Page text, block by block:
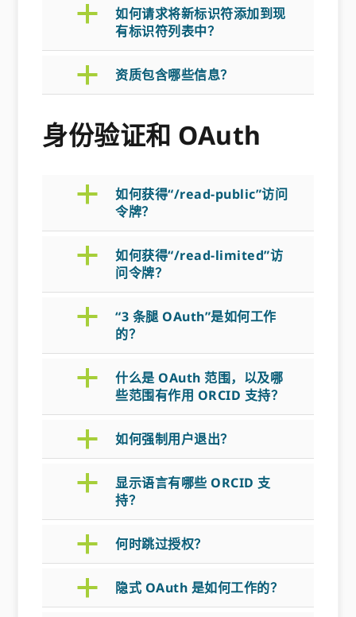
a
如何请求将新标识符添加到现
有标识符列表中？
a 资质包含哪些信息？
身份验证和 OAuth
a
如何获得“/read-public”访问
令牌？
a
如何获得“/read-limited”访
问令牌？
a
“3 条腿 OAuth”是如何工作
的？
a
什么是 OAuth 范围，以及哪
些范围有作用 ORCID 支持？
a 如何强制用户退出？
a
显示语言有哪些 ORCID 支
持？
a 何时跳过授权？
a 隐式 OAuth 是如何工作的？